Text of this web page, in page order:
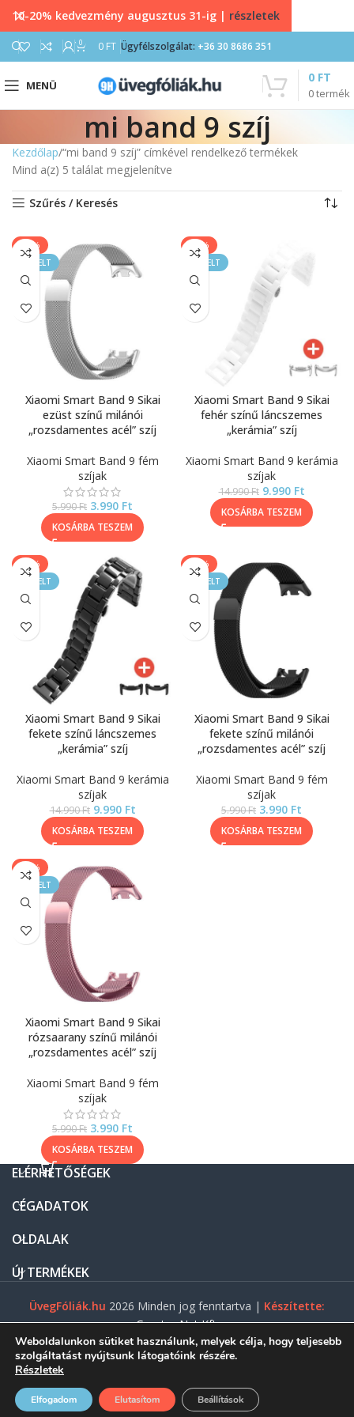
0 0 FT Ügyfélszolgálat: +36 30 8686 351
MENÜ
0termék
0 FT
mi band 9 szíj
Kezdőlap “mi band 9 szíj” címkével rendelkező termékek
Mind a(z) 5 találat megjelenítve
Szűrés / Keresés
-33%
KIEMELT
Xiaomi Smart Band 9 Sikai
ezüst színű milánói
„rozsdamentes acél” szíj
Xiaomi Smart Band 9 fém
szíjak
5.990Ft 3.990 Ft
KOSÁRBA TESZEM
-33%
KIEMELT
Xiaomi Smart Band 9 Sikai
fehér színű láncszemes
„kerámia” szíj
Xiaomi Smart Band 9 kerámia
szíjak
14.990Ft 9.990 Ft
KOSÁRBA TESZEM
-33%
KIEMELT
Xiaomi Smart Band 9 Sikai
fekete színű láncszemes
„kerámia” szíj
Xiaomi Smart Band 9 kerámia
szíjak
14.990Ft 9.990 Ft
KOSÁRBA TESZEM
-33%
KIEMELT
Xiaomi Smart Band 9 Sikai
fekete színű milánói
„rozsdamentes acél” szíj
Xiaomi Smart Band 9 fém
szíjak
5.990Ft 3.990 Ft
KOSÁRBA TESZEM
-33%
KIEMELT
Xiaomi Smart Band 9 Sikai
rózsaarany színű milánói
„rozsdamentes acél” szíj
Xiaomi Smart Band 9 fém
szíjak
5.990Ft 3.990 Ft
KOSÁRBA TESZEM
ELÉRHETŐSÉGEK
CÉGADATOK
OLDALAK
ÚJ TERMÉKEK
ÜvegFóliák.hu 2026 Minden jog fenntartva | Készítette:
Gasztro Net Kft.
10-20% kedvezmény augusztus 31-ig | részletek
Weboldalunkon sütiket használunk, melyek célja, hogy teljesebb
szolgáltatást nyújtsunk látogatóink részére.
Részletek
Elfogadom Elutasítom Beállítások
MenüShopFiókomKosár